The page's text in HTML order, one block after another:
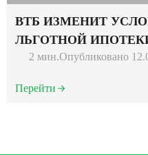
ВТБ ИЗМЕНИТ
ЛЬГОТНОЙ
2 мин.Опубликовано
Перейти